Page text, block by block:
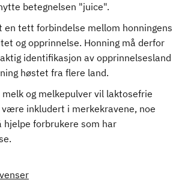
betegnelsen "juice".
en tett forbindelse mellom honningens
og opprinnelse. Honning må derfor
identifikasjon av opprinnelsesland
høstet fra flere land.
og melkepulver vil laktosefrie
inkludert i merkekravene, noe
hjelpe forbrukere som har